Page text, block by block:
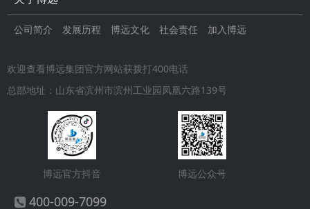
公司简介 发展历程 博远文化 社会责任 加入博远
欢迎查看博远集团官方网站获拨打400电话
总部地址：山东省滨州市滨州工业园凤凰六路139号
博远官方抖音 博远公众号
400-009-7099